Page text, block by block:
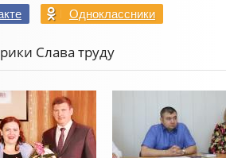
Одноклассники
Слава труду